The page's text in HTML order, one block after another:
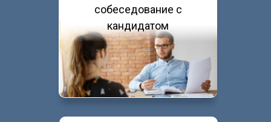
собеседование с
кандидатом